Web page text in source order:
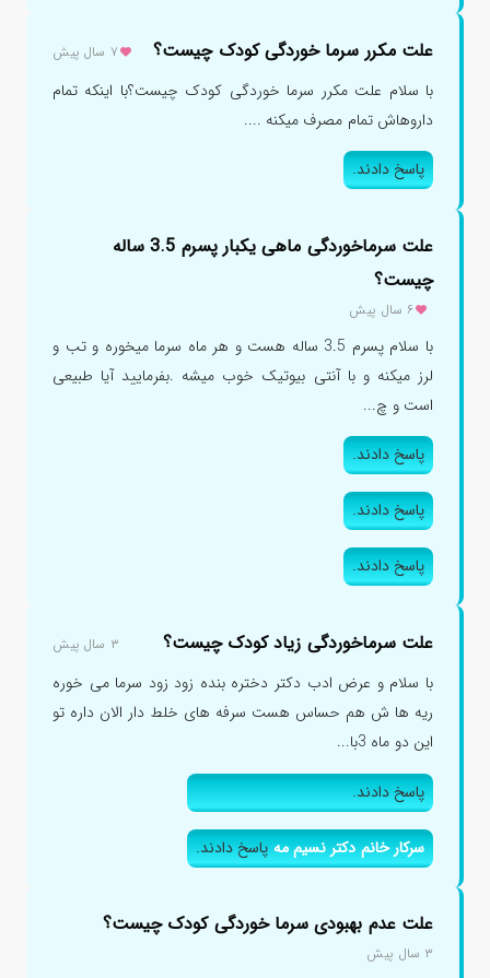
علت مکرر سرما خوردگی کودک چیست؟ ۷ سال پیش
با سلام علت مکرر سرما خوردگی کودک چیست؟با اینکه تمام
داروهاش تمام مصرف میکنه ....
پاسخ دادند.
علت سرماخوردگی ماهی یکبار پسرم 3.5 ساله
چیست؟
۶ سال پیش
با سلام پسرم 3.5 ساله هست و هر ماه سرما میخوره و تب و
لرز میکنه و با آنتی بیوتیک خوب میشه .بفرمایید آیا طبیعی
است و چ...
پاسخ دادند.
پاسخ دادند.
پاسخ دادند.
علت سرماخوردگی زیاد کودک چیست؟ ۳ سال پیش
با سلام و عرض ادب دکتر دختره بنده زود زود سرما می خوره
ریه ها ش هم حساس هست سرفه های خلط دار الان داره تو
این دو ماه 3با...
پاسخ دادند.
سرکار خانم دکتر نسیم مهپاسخ دادند.
علت عدم بهبودی سرما خوردگی کودک چیست؟
۳ سال پیش